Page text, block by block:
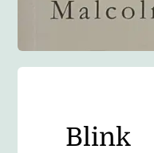
Blink